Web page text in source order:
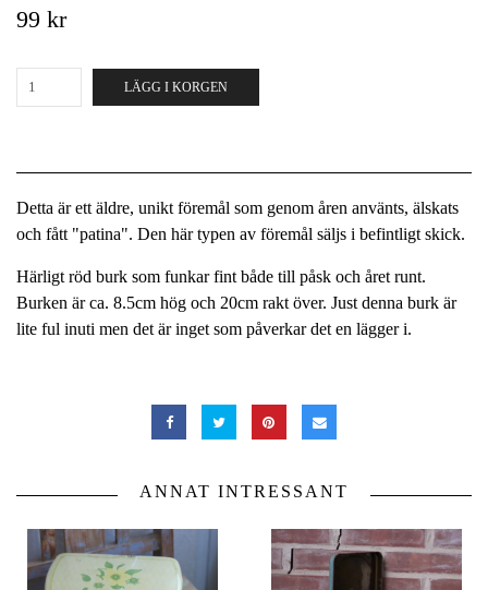
99 kr
LÄGG I KORGEN
Detta är ett äldre, unikt föremål som genom åren använts, älskats
och fått "patina". Den här typen av föremål säljs i befintligt skick.
Härligt röd burk som funkar fint både till påsk och året runt.
Burken är ca. 8.5cm hög och 20cm rakt över. Just denna burk är
lite ful inuti men det är inget som påverkar det en lägger i.
ANNAT INTRESSANT